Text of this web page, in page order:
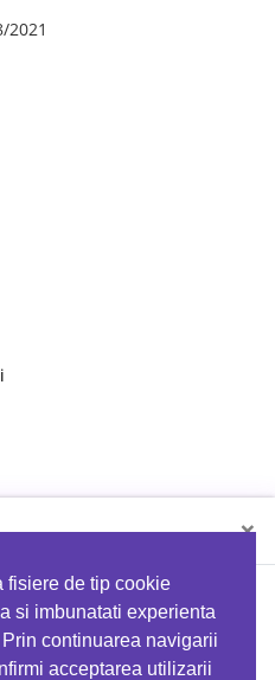
fisiere de tip cookie
si imbunatati experienta
continuarea navigarii
acceptarea utilizarii
2021
×